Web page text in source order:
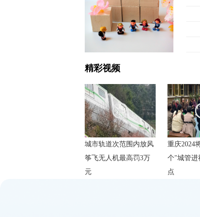
精彩视频
城市轨道次范围内放风
筝飞无人机最高罚3万
元
重庆2024
个"城管进
点